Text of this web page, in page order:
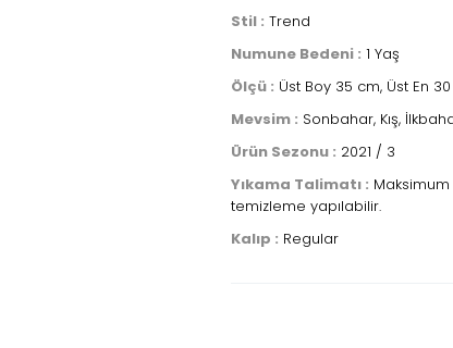
Stil : Trend
Numune Bedeni : 1 Yaş
Ölçü : Üst Boy 35 cm, Üst En
Mevsim : Sonbahar, Kış,
Ürün Sezonu : 2021 / 3
Yıkama Talimatı : Maksimum
temizleme yapılabilir.
Kalıp : Regular